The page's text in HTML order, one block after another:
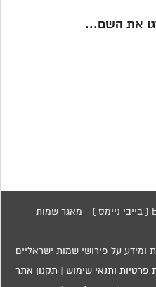
את השם...
כל הזכויות שמורות 2015 Baby Names ( בייבי ניימס ) - מאגר שמות
ומידע על פירושי שמות ישראליים
פרטיות ותנאי שימוש תקנון אתר